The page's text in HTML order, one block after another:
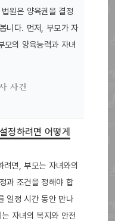
원은 양육권을 결정
니다. 먼저, 부모가 자
모의 양육능력과 자녀
사건
정하려면 어떻게
려면, 부모는 자녀와의
과 조건을 정해야 합
일정 시간 동안 만나
자녀의 복지와 안전